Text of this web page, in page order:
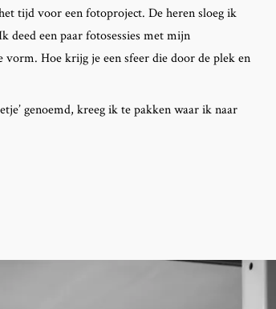
tijd voor een fotoproject. De heren sloeg ik
deed een paar fotosessies met mijn
Hoe krijg je een sfeer die door de plek en
genoemd, kreeg ik te pakken waar ik naar